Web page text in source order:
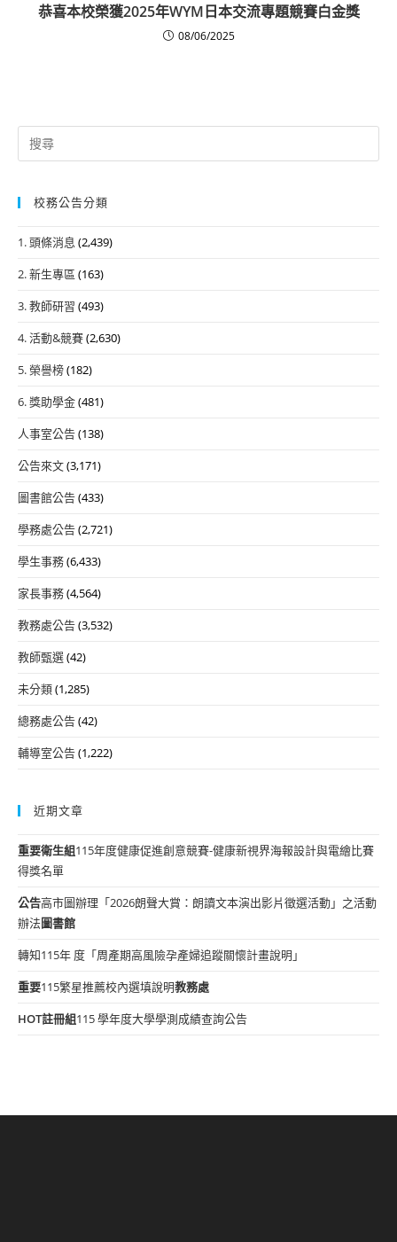
恭喜本校榮獲2025年WYM日本交流專題競賽白金獎
08/06/2025
Search
for:
校務公告分類
1. 頭條消息 (2,439)
2. 新生專區 (163)
3. 教師研習 (493)
4. 活動&競賽(2,630)
5. 榮譽榜(182)
6. 獎助學金(481)
人事室公告(138)
公告來文(3,171)
圖書館公告(433)
學務處公告(2,721)
學生事務(6,433)
家長事務(4,564)
教務處公告(3,532)
教師甄選(42)
未分類(1,285)
總務處公告(42)
輔導室公告(1,222)
近期文章
重要衛生組115年度健康促進創意競賽-健康新視界海報設計與電繪比賽
得獎名單
公告高市圖辦理「2026朗聲大賞：朗讀文本演出影片徵選活動」之活動
辦法圖書館
轉知115年 度「周產期高風險孕產婦追蹤關懷計畫說明」
重要115繁星推薦校內選填說明教務處
HOT註冊組115 學年度大學學測成績查詢公告